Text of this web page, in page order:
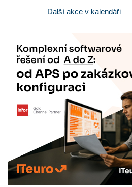
Další akce v kalendáři